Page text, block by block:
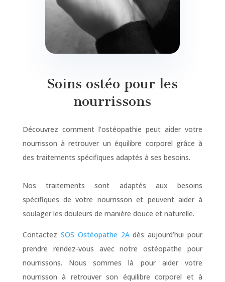
Soins ostéo pour les
nourrissons
Découvrez comment l’ostéopathie peut aider votre
nourrisson à retrouver un équilibre corporel grâce à
des traitements spécifiques adaptés à ses besoins.
Nos traitements sont adaptés aux besoins
spécifiques de votre nourrisson et peuvent aider à
soulager les douleurs de manière douce et naturelle.
Contactez SOS Ostéopathe 2Adès aujourd’hui pour
prendre rendez-vous avec notre ostéopathe pour
nourrissons. Nous sommes là pour aider votre
nourrisson à retrouver son équilibre corporel et à